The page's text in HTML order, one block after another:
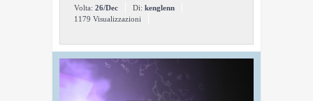
Volta: 26/Dec Di: kenglenn
1179 Visualizzazioni